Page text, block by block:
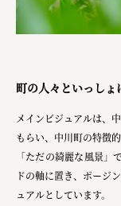
町の人々といっし
メインビジュアルは、
もらい、中川町の特徴
「ただの綺麗な風景」
ドの軸に置き、ポージ
ュアルとしています。